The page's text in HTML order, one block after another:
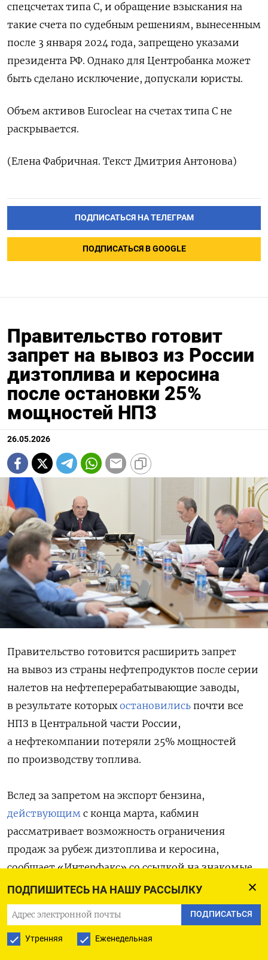
ПОДПИШИТЕСЬ НА НАШУ РАССЫЛКУ
ПОДПИСАТЬСЯ
Утренняя Еженедельная
спецсчетах типа С, и обращение взыскания на
такие счета ‌по судебным решениям, вынесенным
после 3 января 2024 года, ‌запрещено указами
президента РФ. Однако для Центробанка может
быть сделано исключение, допускали ​юристы.
Объем активов Euroclear на счетах типа С ‌не
раскрывается.
(Елена Фабричная. Текст Дмитрия Антонова)
ПОДПИСАТЬСЯ НА ТЕЛЕГРАМ
ПОДПИСАТЬСЯ В GOOGLE
Правительство готовит
запрет на вывоз из России
дизтоплива и керосина
после остановки 25%
мощностей НПЗ
26.05.2026
Правительство готовится расширить запрет
на вывоз из страны нефтепродуктов после серии
налетов на нефтеперерабатывающие заводы,
в результате которыхостановились почти все
НПЗ в Центральной части России,
а нефтекомпании потеряли 25% мощностей
по производству топлива.
Вслед за запретом на экспорт бензина,
действующим с конца марта, кабмин
рассматривает возможность ограничения
продаж за рубеж дизтоплива и керосина,
сообщает «Интерфакс» со ссылкой на знакомые
с ситуацией источники.
По их словам, ситуация на топливном рынке
обсуждалась во вторник у вице-премьера